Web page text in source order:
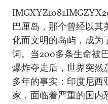
巴厘岛，那个曾经以其
化而文明的岛屿，成为
词。当200多条生命被
爆炸夺走后，世界突然
多年的事实：印度尼西
家，面临着严重的国内